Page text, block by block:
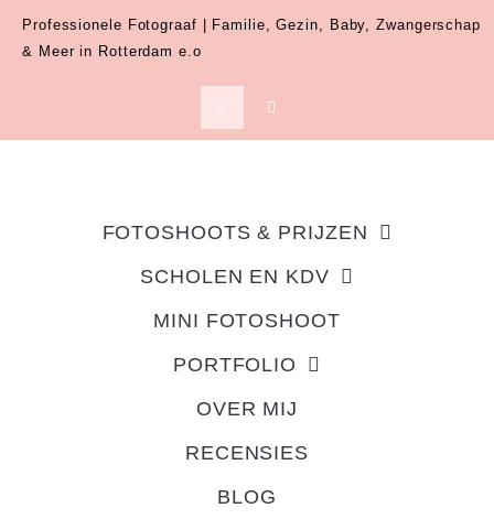
Professionele Fotograaf | Familie, Gezin, Baby, Zwangerschap
& Meer in Rotterdam e.o
FOTOSHOOTS & PRIJZEN
SCHOLEN EN KDV
MINI FOTOSHOOT
PORTFOLIO
OVER MIJ
RECENSIES
BLOG